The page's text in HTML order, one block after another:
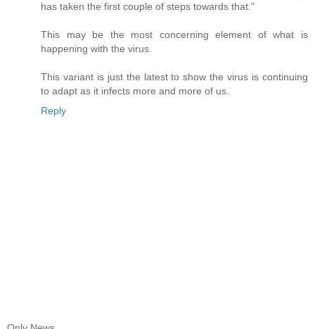
has taken the first couple of steps towards that."
This may be the most concerning element of what is
happening with the virus.
This variant is just the latest to show the virus is continuing
to adapt as it infects more and more of us.
Reply